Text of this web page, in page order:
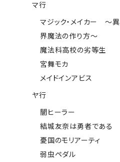
マ行
マジック・メイカー ～
界魔法の作り方～
魔法科高校の劣等生
宮舞モカ
メイドインアビス
ヤ行
闇ヒーラー
結城友奈は勇者である
憂国のモリアーティ
弱虫ペダル